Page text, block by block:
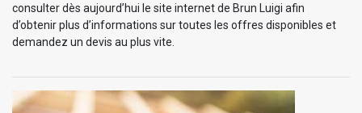
consulter dès aujourd’hui le site internet de Brun Luigi afin
d’obtenir plus d’informations sur toutes les offres disponibles et
demandez un devis au plus vite.